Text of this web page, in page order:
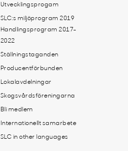
Utvecklingsprogam
SLC:s miljöprogram 2019
Handlingsprogram 2017-
2022
Ställningstaganden
Producentförbunden
Lokalavdelningar
Skogsvårdsföreningarna
Bli medlem
Internationellt samarbete
SLC in other languages